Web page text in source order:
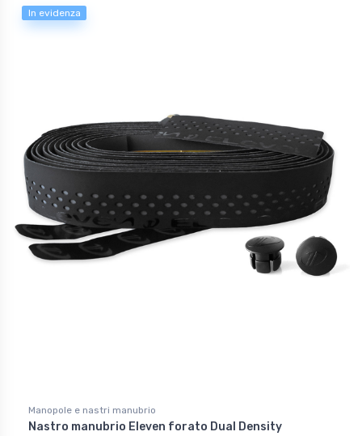
In evidenza
Manopole e nastri manubrio
Nastro manubrio Eleven forato Dual Density